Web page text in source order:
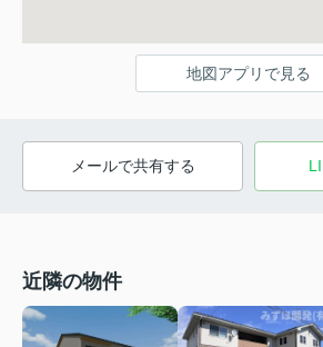
地図アプリで見る
メールで共有する
近隣の物件